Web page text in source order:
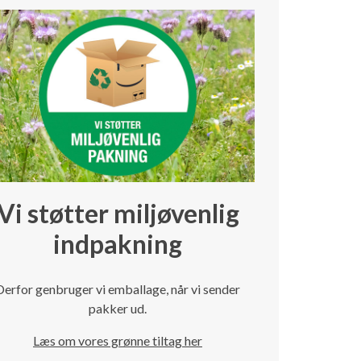
støtter miljøvenlig
indpakning
genbruger vi emballage, når vi sender
pakker ud.
Læs om vores grønne tiltag her